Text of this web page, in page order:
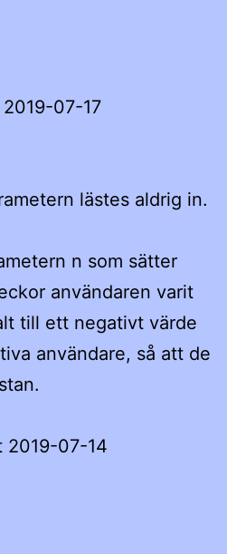
2019-07-17
lästes aldrig in.
n som sätter
användaren varit
till ett negativt värde
användare, så att de
2019-07-14